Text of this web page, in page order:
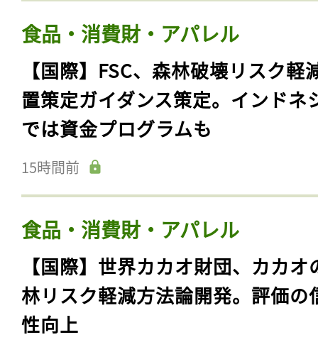
食品・消費財・アパレル
【国際】FSC、森林破壊リスク軽
置策定ガイダンス策定。インドネ
では資金プログラムも
15時間前
食品・消費財・アパレル
【国際】世界カカオ財団、カカオ
林リスク軽減方法論開発。評価の
性向上